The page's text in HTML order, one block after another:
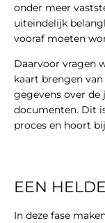
onder meer
uiteindelijk
vooraf moeten
Daarvoor vragen
kaart brengen
gegevens over
documenten. Dit
proces en hoort
EEN
In deze fase